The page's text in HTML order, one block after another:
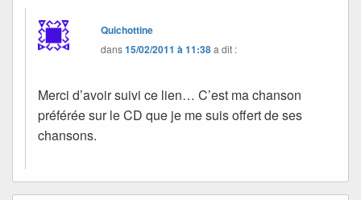
Quichottine
dans15/02/2011 à 11:38a dit :
Merci d’avoir suivi ce lien… C’est ma chanson
préférée sur le CD que je me suis offert de ses
chansons.